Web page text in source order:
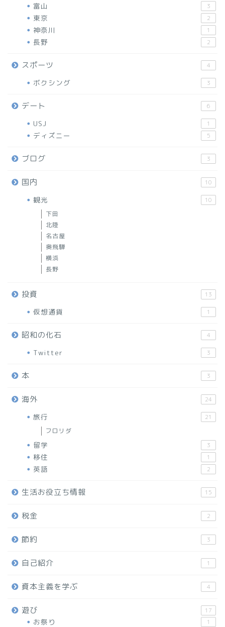
富山 3
東京 2
神奈川 1
長野 2
スポーツ 4
ボクシング 3
デート 6
USJ 1
ディズニー 5
ブログ 3
国内 10
観光 10
下田
北陸
名古屋
奥飛騨
横浜
長野
投資 13
仮想通貨 1
昭和の化石 4
Twitter 3
本 3
海外 24
旅行 21
フロリダ
留学 3
移住 1
英語 2
生活お役立ち情報 15
税金 2
節約 3
自己紹介 1
資本主義を学ぶ 4
遊び 17
お祭り 1